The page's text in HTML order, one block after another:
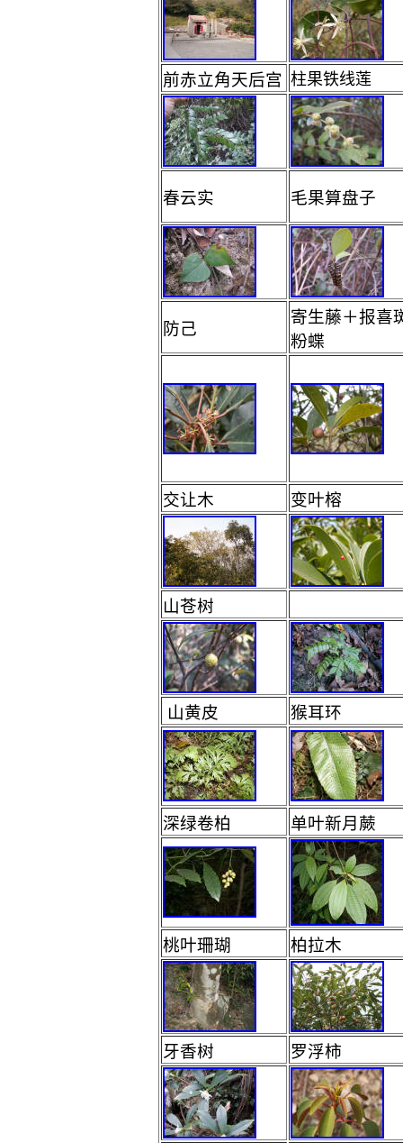
前赤立角天后宫 柱果铁线莲
春云实 毛果算盘子
防己
寄生藤＋报喜
粉蝶
交让木 变叶榕
山苍树
山黄皮 猴耳环
深绿卷柏 单叶新月蕨
桃叶珊瑚 柏拉木
牙香树 罗浮柿